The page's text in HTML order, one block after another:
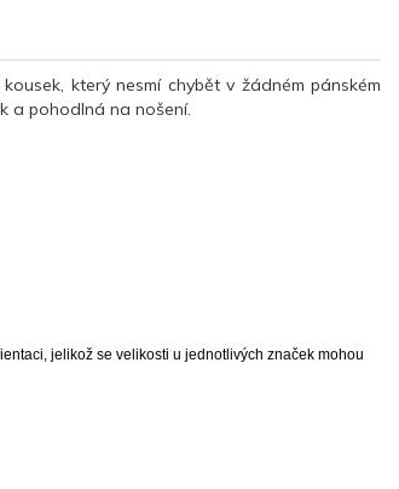
který nesmí chybět v žádném pánském
a pohodlná na nošení.
jelikož se velikosti u jednotlivých značek mohou